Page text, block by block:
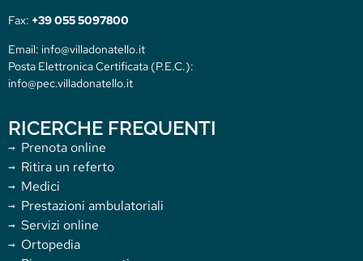
Fax: +39 055 5097800
Email: info@villadonatello.it
Posta Elettronica Certificata (P.E.C.):
info@pec.villadonatello.it
RICERCHE FREQUENTI
Prenota online
Ritira un referto
Medici
Prestazioni ambulatoriali
Servizi online
Ortopedia